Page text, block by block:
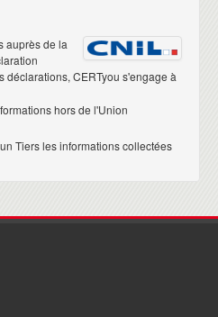
auprès de la
déclarations, CERTyou s'engage à
hors de l'Union
Tiers les informations collectées